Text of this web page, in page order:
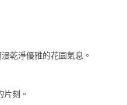
乾淨優雅的花園氣息。
刻。